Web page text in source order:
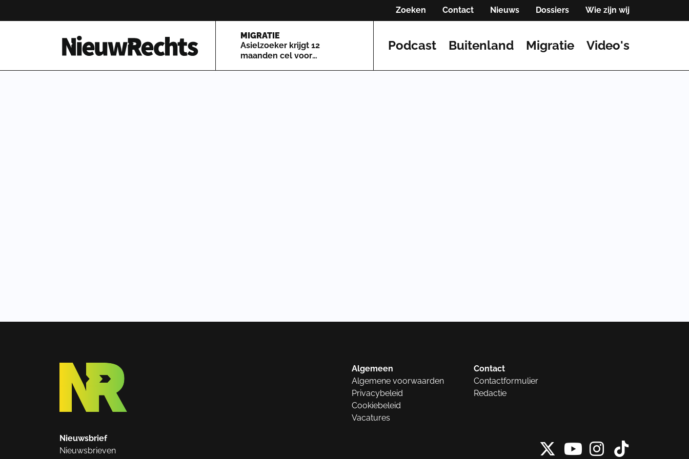
Zoeken Contact Nieuws Dossiers Wie zijn wij
Homepage van NieuwRechts
MIGRATIE
Asielzoeker krijgt 12
maanden cel voor
Podcast Buitenland Migratie Video's
Algemeen
Algemene voorwaarden
Privacybeleid
Cookiebeleid
Vacatures
Contact
Contactformulier
Redactie
Nieuwsbrief
Nieuwsbrieven
X vanInstagram
Tiktok